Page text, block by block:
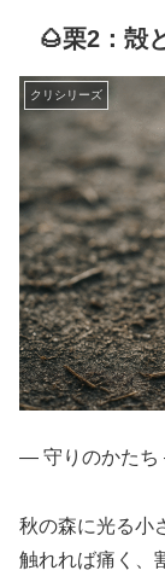
🌰栗2：殻
クリシリーズ
― 守りのかた
秋の森に光る小
触れれば痛く、